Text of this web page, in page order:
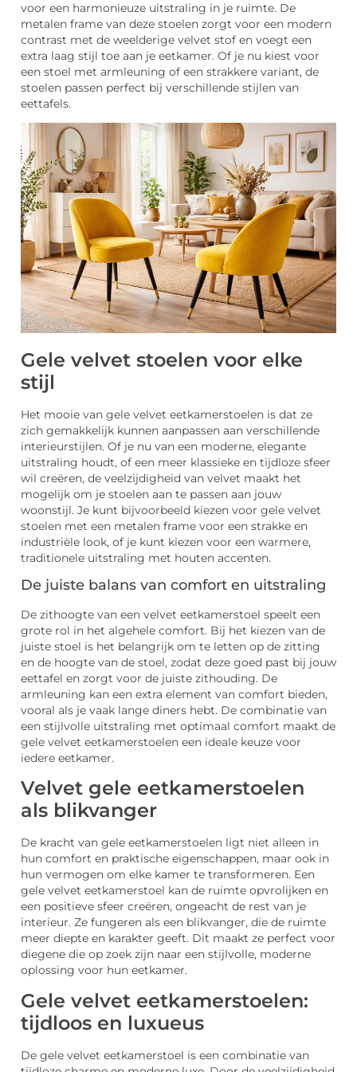
voor een harmonieuze uitstraling in je ruimte. De
metalen frame van deze stoelen zorgt voor een modern
contrast met de weelderige velvet stof en voegt een
extra laag stijl toe aan je eetkamer. Of je nu kiest voor
een stoel met armleuning of een strakkere variant, de
stoelen passen perfect bij verschillende stijlen van
eettafels.
Gele velvet stoelen voor elke
stijl
Het mooie van gele velvet eetkamerstoelen is dat ze
zich gemakkelijk kunnen aanpassen aan verschillende
interieurstijlen. Of je nu van een moderne, elegante
uitstraling houdt, of een meer klassieke en tijdloze sfeer
wil creëren, de veelzijdigheid van velvet maakt het
mogelijk om je stoelen aan te passen aan jouw
woonstijl. Je kunt bijvoorbeeld kiezen voor gele velvet
stoelen met een metalen frame voor een strakke en
industriële look, of je kunt kiezen voor een warmere,
traditionele uitstraling met houten accenten.
De juiste balans van comfort en uitstraling
De zithoogte van een velvet eetkamerstoel speelt een
grote rol in het algehele comfort. Bij het kiezen van de
juiste stoel is het belangrijk om te letten op de zitting
en de hoogte van de stoel, zodat deze goed past bij jouw
eettafel en zorgt voor de juiste zithouding. De
armleuning kan een extra element van comfort bieden,
vooral als je vaak lange diners hebt. De combinatie van
een stijlvolle uitstraling met optimaal comfort maakt de
gele velvet eetkamerstoelen een ideale keuze voor
iedere eetkamer.
Velvet gele eetkamerstoelen
als blikvanger
De kracht van gele eetkamerstoelen ligt niet alleen in
hun comfort en praktische eigenschappen, maar ook in
hun vermogen om elke kamer te transformeren. Een
gele velvet eetkamerstoel kan de ruimte opvrolijken en
een positieve sfeer creëren, ongeacht de rest van je
interieur. Ze fungeren als een blikvanger, die de ruimte
meer diepte en karakter geeft. Dit maakt ze perfect voor
diegene die op zoek zijn naar een stijlvolle, moderne
oplossing voor hun eetkamer.
Gele velvet eetkamerstoelen:
tijdloos en luxueus
De gele velvet eetkamerstoel is een combinatie van